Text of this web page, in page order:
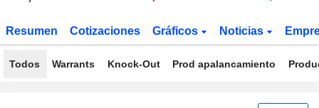
Resumen Cotizaciones Gráficos Noticias
Todos Warrants Knock-Out Prod apalancamiento